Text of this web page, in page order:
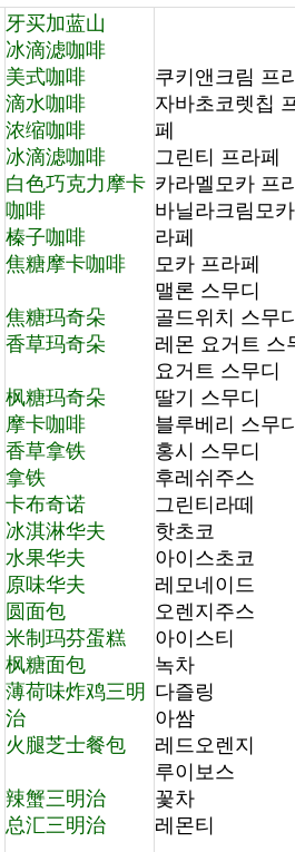
牙买加蓝山
冰滴滤咖啡
美式咖啡
滴水咖啡
浓缩咖啡
冰滴滤咖啡
白色巧克力摩卡
咖啡
榛子咖啡
焦糖摩卡咖啡
焦糖玛奇朵
香草玛奇朵
枫糖玛奇朵
摩卡咖啡
香草拿铁
拿铁
卡布奇诺
冰淇淋华夫
水果华夫
原味华夫
圆面包
米制玛芬蛋糕
枫糖面包
薄荷味炸鸡三明
治
火腿芝士餐包
辣蟹三明治
总汇三明治
쿠키앤크림 프
자바초코렛칩
페
그린티 프라페
카라멜모카 프
바닐라크림모
라페
모카 프라페
맬론 스무디
골드위치 스무
레몬 요거트 스
요거트 스무디
딸기 스무디
블루베리 스무
홍시 스무디
후레쉬주스
그린티라떼
핫초코
아이스초코
레모네이드
오렌지주스
아이스티
녹차
다즐링
아쌈
레드오렌지
루이보스
꽃차
레몬티